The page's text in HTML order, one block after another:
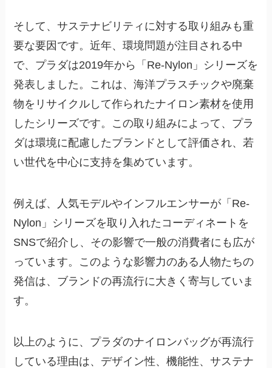
そして、サステナビリティに対する取り組みも重
要な要因です。近年、環境問題が注目される中
で、プラダは2019年から「Re-Nylon」シリーズを
発表しました。これは、海洋プラスチックや廃棄
物をリサイクルして作られたナイロン素材を使用
したシリーズです。この取り組みによって、プラ
ダは環境に配慮したブランドとして評価され、若
い世代を中心に支持を集めています。
例えば、人気モデルやインフルエンサーが「Re-
Nylon」シリーズを取り入れたコーディネートを
SNSで紹介し、その影響で一般の消費者にも広が
っています。このような影響力のある人物たちの
発信は、ブランドの再流行に大きく寄与していま
す。
以上のように、プラダのナイロンバッグが再流行
している理由は、デザイン性、機能性、サステナ